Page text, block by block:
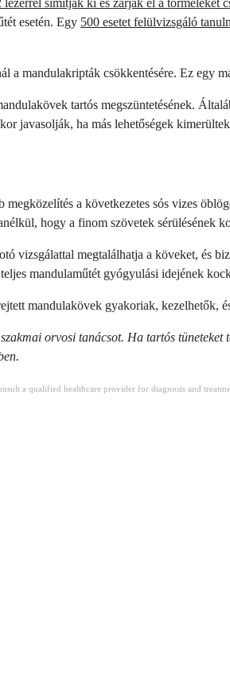
esetén. Egy 500 esetet felülvizsgáló
a mandulakripták csökkentésére. Ez egy
tartós megszüntetésének.
javasolják, ha más lehetőségek
a következetes sós vizes
hogy a finom szövetek sérülésének
vizsgálattal megtalálhatja a köveket, és
mandulaműtét gyógyulási idejének
mandulakövek gyakoriak, kezelhetők,
orvosi tanácsot. Ha tartós tüneteket
a qualified healthcare provider for diagnosis and